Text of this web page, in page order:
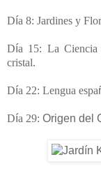
Día 8: Jardines y
Día 15: La Ciencia
cristal.
Día 22: Lengua espa
Día 29: Origen del